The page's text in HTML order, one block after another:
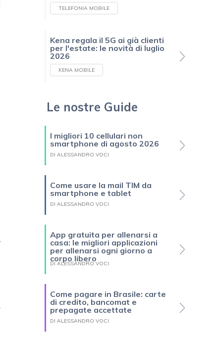
TELEFONIA MOBILE
Kena regala il 5G ai già clienti
per l'estate: le novità di luglio
2026
KENA MOBILE
Le nostre Guide
I migliori 10 cellulari non
smartphone di agosto 2026
DI ALESSANDRO VOCI
Come usare la mail TIM da
smartphone e tablet
DI ALESSANDRO VOCI
App gratuita per allenarsi a
casa: le migliori applicazioni
per allenarsi ogni giorno a
corpo libero
DI ALESSANDRO VOCI
Come pagare in Brasile: carte
di credito, bancomat e
prepagate accettate
DI ALESSANDRO VOCI